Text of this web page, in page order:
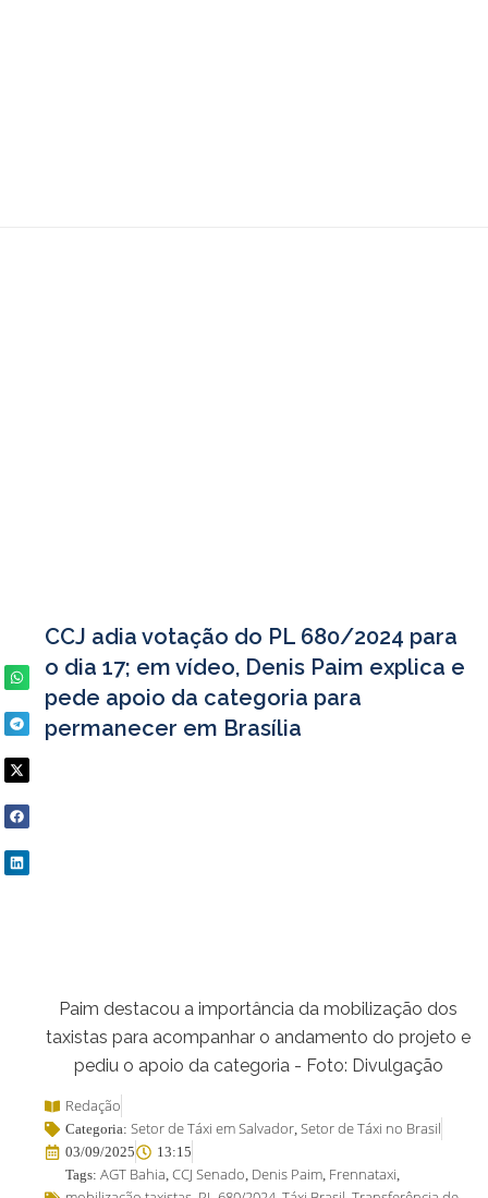
CCJ adia votação do PL 680/2024 para
o dia 17; em vídeo, Denis Paim explica e
pede apoio da categoria para
permanecer em Brasília
Paim destacou a importância da mobilização dos
taxistas para acompanhar o andamento do projeto e
pediu o apoio da categoria - Foto: Divulgação
Redação
Categoria:Setor de Táxi em Salvador,Setor de Táxi no Brasil
03/09/2025
13:15
Tags:AGT Bahia,CCJ Senado, Denis Paim, Frennataxi,